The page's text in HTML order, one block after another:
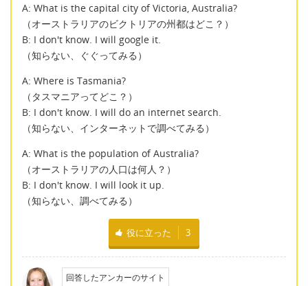
A: What is the capital city of Victoria, Australia?
（オーストラリアのビクトリアの州都はどこ？）
B: I don't know. I will google it.
（知らない、ぐぐってみる）
A: Where is Tasmania?
（タスマニアってどこ？）
B: I don't know. I will do an internet search.
（知らない、インターネットで調べてみる）
A: What is the population of Australia?
（オーストラリアの人口は何人？）
B: I don't know. I will look it up.
（知らない、調べてみる）
役に立った 3
回答したアンカーのサイト